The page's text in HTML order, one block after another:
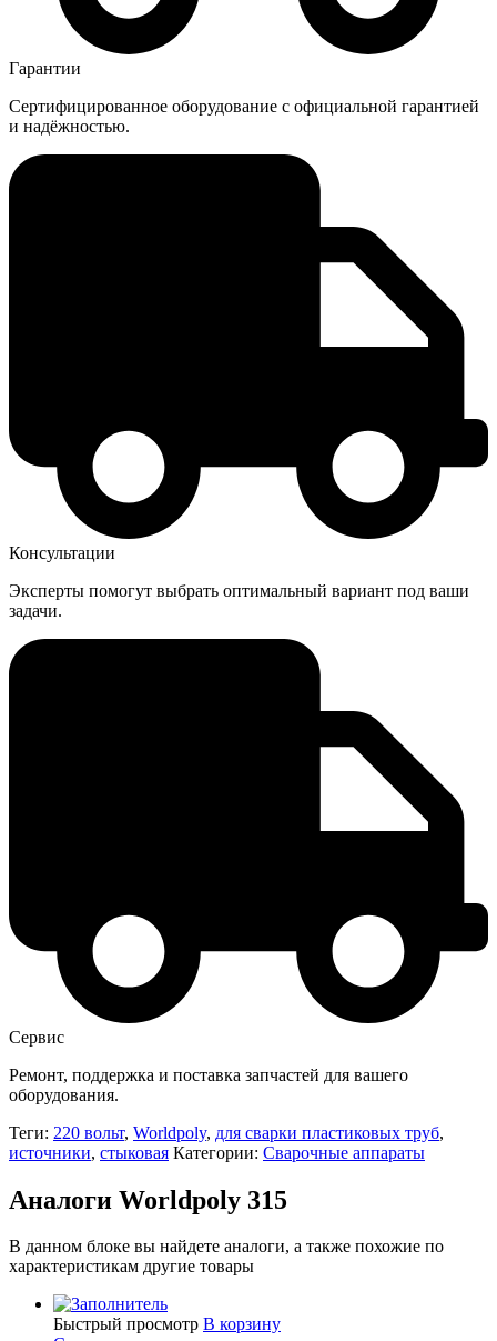
Гарантии
Сертифицированное оборудование с официальной гарантией
и надёжностью.
Консультации
Эксперты помогут выбрать оптимальный вариант под ваши
задачи.
Сервис
Ремонт, поддержка и поставка запчастей для вашего
оборудования.
Теги: 220 вольт, Worldpoly, для сварки пластиковых труб,
источники, стыковая Категории: Сварочные аппараты
Аналоги Worldpoly 315
В данном блоке вы найдете аналоги, а также похожие по
характеристикам другие товары
Быстрый просмотр В корзину